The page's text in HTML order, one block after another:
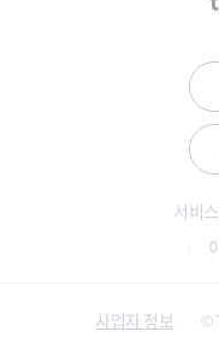
서비
사업자 정보 ©